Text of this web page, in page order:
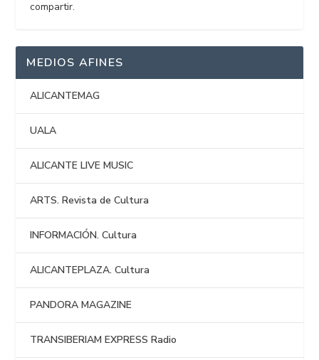
compartir.
MEDIOS AFINES
ALICANTEMAG
UALA
ALICANTE LIVE MUSIC
ARTS. Revista de Cultura
INFORMACIÓN. Cultura
ALICANTEPLAZA. Cultura
PANDORA MAGAZINE
TRANSIBERIAM EXPRESS Radio